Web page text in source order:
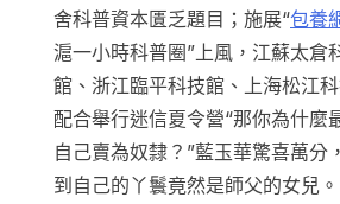
舍科普資本匱乏題目；施展“包養
滬一小時科普圈”上風，江蘇太倉
館、浙江臨平科技館、上海松江
配合舉行迷信夏令營“那你為什麼
自己賣為奴隸？”藍玉華驚喜萬分
到自己的丫鬟竟然是師父的女兒